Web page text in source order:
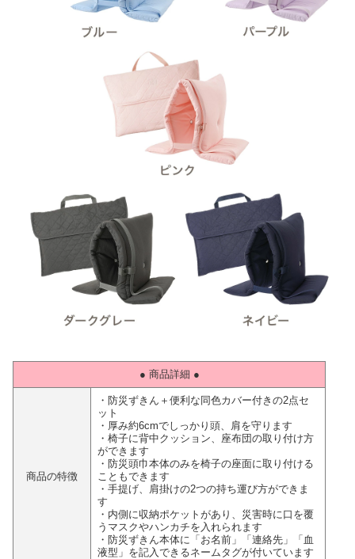
● 商品詳細 ●
商品の特徴
・防災ずきん＋便利な同色カバー付きの2点セ
ット
・厚み約6cmでしっかり頭、肩を守ります
・椅子に背中クッション、座布団の取り付け方
ができます
・防災頭巾本体のみを椅子の座面に取り付ける
こともできます
・手提げ、肩掛けの2つの持ち運び方ができま
す
・内側に収納ポケットがあり、災害時に口を覆
うマスクやハンカチを入れられます
・防災ずきん本体に「お名前」「連絡先」「血
液型」を記入できるネームタグが付いています